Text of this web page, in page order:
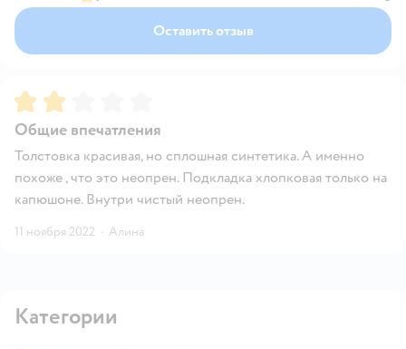
Оставить отзыв
Рейтинг:
Общие впечатления
Толстовка красивая, но сплошная синтетика. А именно
похоже , что это неопрен. Подкладка хлопковая только на
капюшоне. Внутри чистый неопрен.
11 ноября 2022 · Алина
Категории